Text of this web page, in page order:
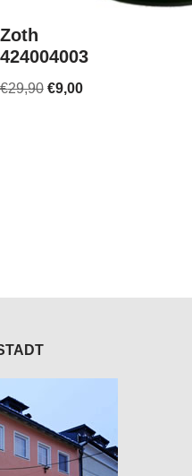
Zoth
424004003
€29,90 €9,00